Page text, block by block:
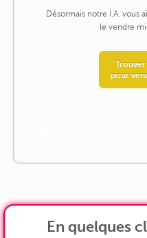
Désormais notre I.A. vous
le vendre
Trouver
pour
En quelques